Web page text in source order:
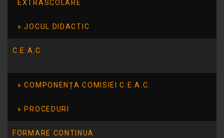
EXTRASCOLARE
JOCUL DIDACTIC
C.E.A.C.
COMPONENȚA COMISIEI C.E.A.C.
PROCEDURI
FORMARE CONTINUA
„Ne jucăm, muzică noi învățăm”